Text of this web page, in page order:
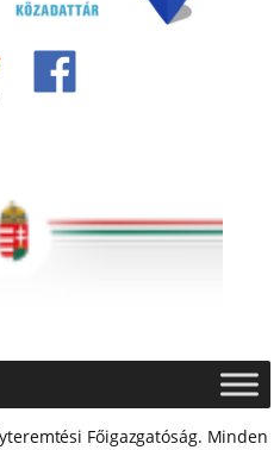
Főigazgatóság. Minden